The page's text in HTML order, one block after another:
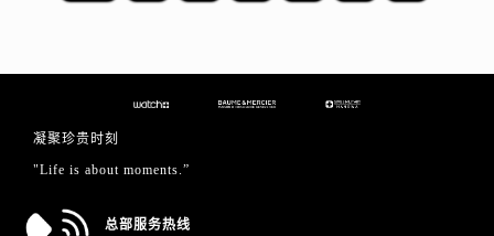
凝聚珍贵时刻
"Life is about moments.”
总部服务热线